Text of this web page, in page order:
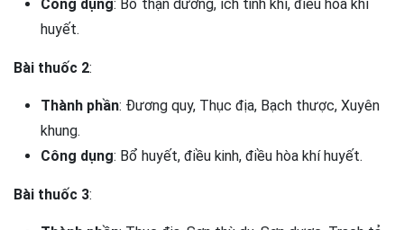
Công dụng: Bổ thận dương, ích tinh khí, điều hòa khí
huyết.
Bài thuốc 2:
Thành phần: Đương quy, Thục địa, Bạch thược, Xuyên
khung.
Công dụng: Bổ huyết, điều kinh, điều hòa khí huyết.
Bài thuốc 3: